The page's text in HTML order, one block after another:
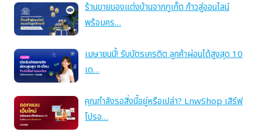
ร้านขายของแต่งบ้านจากภูเก็ต ก้าวสู่ออนไลน์
พร้อมคร…
เมษายนนี้! รับบัตรเครดิต ลูกค้าผ่อนได้สูงสุด 10
เด…
คุณกำลังรอสิ่งนี้อยู่หรือเปล่า? LnwShop เสิร์ฟ
โปรอ…